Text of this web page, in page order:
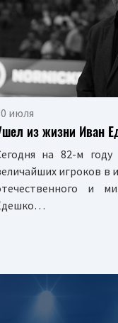
июля
из жизни Иван
на 82-м
игроков в
и